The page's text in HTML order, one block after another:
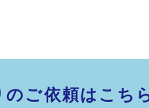
ご依頼はこち